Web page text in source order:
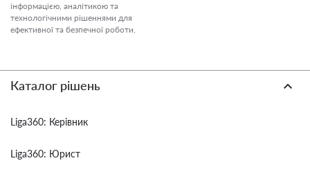
інформацією, аналітикою та
технологічними рішеннями для
ефективної та безпечної роботи.
Каталог рішень
Liga360: Керівник
Liga360: Юрист